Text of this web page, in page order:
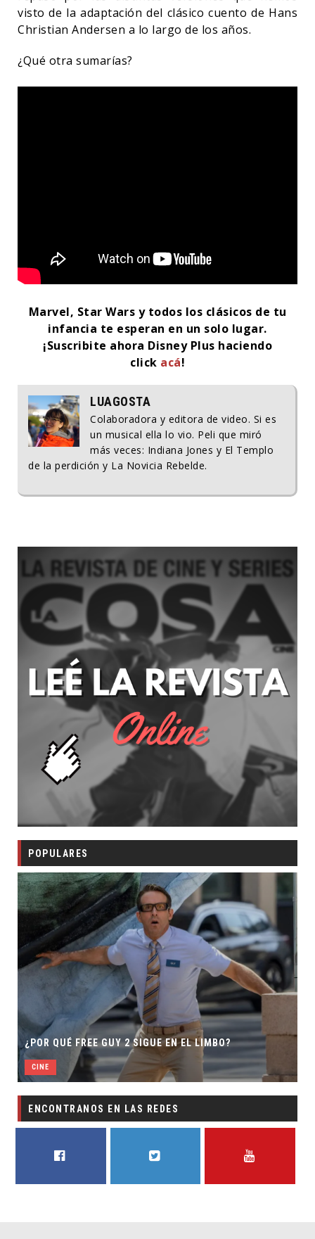
visto de la adaptación del clásico cuento de Hans
Christian Andersen a lo largo de los años.
¿Qué otra sumarías?
Marvel, Star Wars y todos los clásicos de tu
infancia te esperan en un solo lugar.
¡Suscribite ahora Disney Plus haciendo
click acá!
LUAGOSTA
Colaboradora y editora de video. Si es
un musical ella lo vio. Peli que miró
más veces: Indiana Jones y El Templo
de la perdición y La Novicia Rebelde.
POPULARES
¿POR QUÉ FREE GUY 2 SIGUE EN EL LIMBO?
CINE
ENCONTRANOS EN LAS REDES